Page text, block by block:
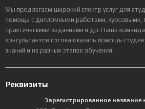
Мы предлагаем широкий спектр услуг для
помощь с дипломными работами, курсовыми,
практическими заданиями и др. Наша
консультантов готова оказать помощь
знаний и на разных этапах обучения.
Реквизиты
Зарегистрированное название